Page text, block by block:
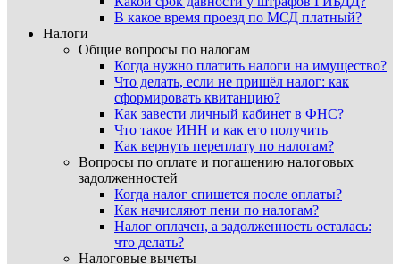
В какое время проезд по МСД платный?
Налоги
Общие вопросы по налогам
Когда нужно платить налоги на имущество?
Что делать, если не пришёл налог: как
сформировать квитанцию?
Как завести личный кабинет в ФНС?
Что такое ИНН и как его получить
Как вернуть переплату по налогам?
Вопросы по оплате и погашению налоговых
задолженностей
Когда налог спишется после оплаты?
Как начисляют пени по налогам?
Налог оплачен, а задолженность осталась:
что делать?
Налоговые вычеты